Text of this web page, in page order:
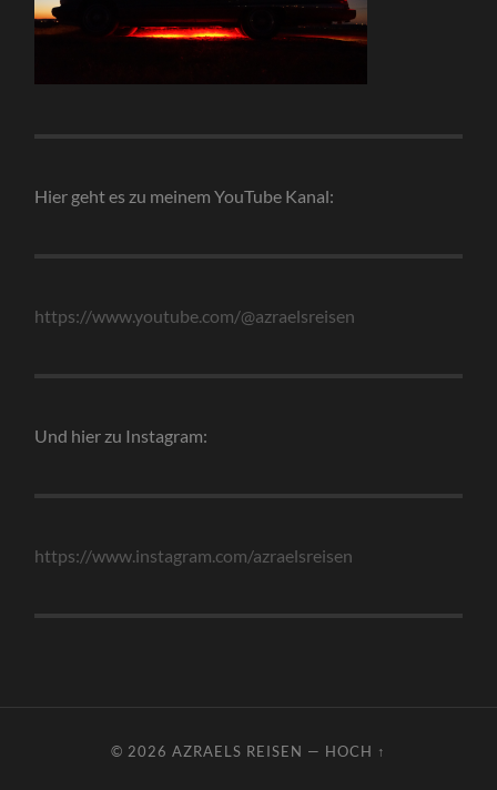
Hier geht es zu meinem YouTube Kanal:
https://www.youtube.com/@azraelsreisen
Und hier zu Instagram:
https://www.instagram.com/azraelsreisen
© 2026 AZRAELS REISEN — HOCH ↑